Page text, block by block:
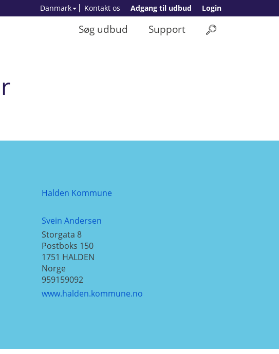
Login
Adgang til udbud
Kontakt os
Danmark
Support
Søg udbud
Halden Kommune
Svein Andersen
Storgata 8
Postboks 150
1751 HALDEN
Norge
959159092
www.halden.kommune.no